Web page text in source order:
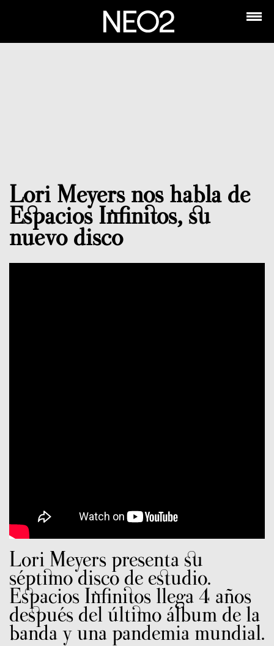
Lori Meyers nos habla de
Espacios Infinitos, su
nuevo disco
Lori Meyers presenta su
séptimo disco de estudio.
Espacios Infinitos llega 4 años
después del último álbum de la
banda y una pandemia mundial.